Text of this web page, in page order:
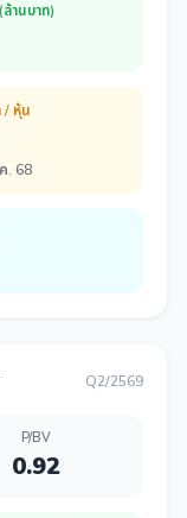
ล้านบาท)
/ หุ้น
. 68
Q2/2569
P/BV
0.92